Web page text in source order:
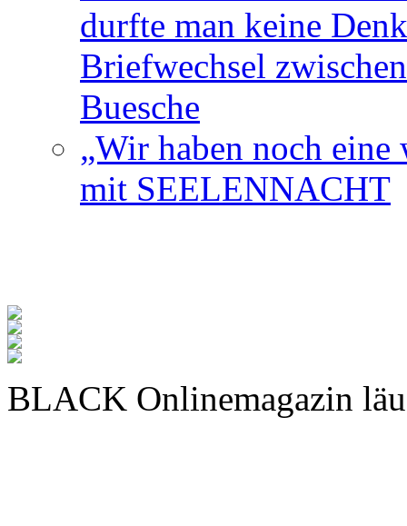
durfte man keine
Briefwechsel
Buesche
„Wir haben noch
mit SEELENNACHT
BLACK Onlinemagazin